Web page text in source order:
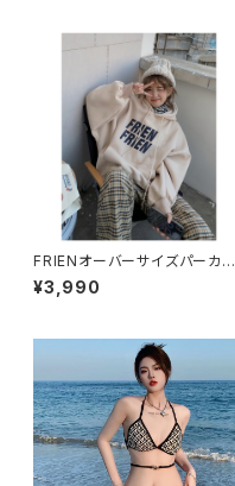
FRIENオーバーサイズパーカー
1013-220829016
¥3,990